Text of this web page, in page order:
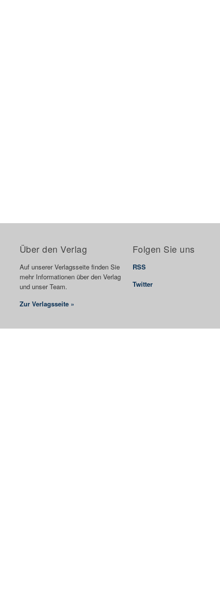
Über den Verlag
Auf unserer Verlagsseite finden Sie
mehr Informationen über den Verlag
und unser Team.
Zur Verlagsseite »
Folgen Sie uns
RSS
Twitter